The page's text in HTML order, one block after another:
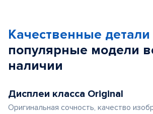
Качественные детали
популярные модели
наличии
Дисплеи класса Original
Оригинальная сочность, качество